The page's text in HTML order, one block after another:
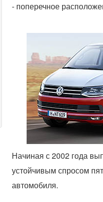
- поперечное
Начиная с 2002 года
устойчивым спросом
автомобиля.